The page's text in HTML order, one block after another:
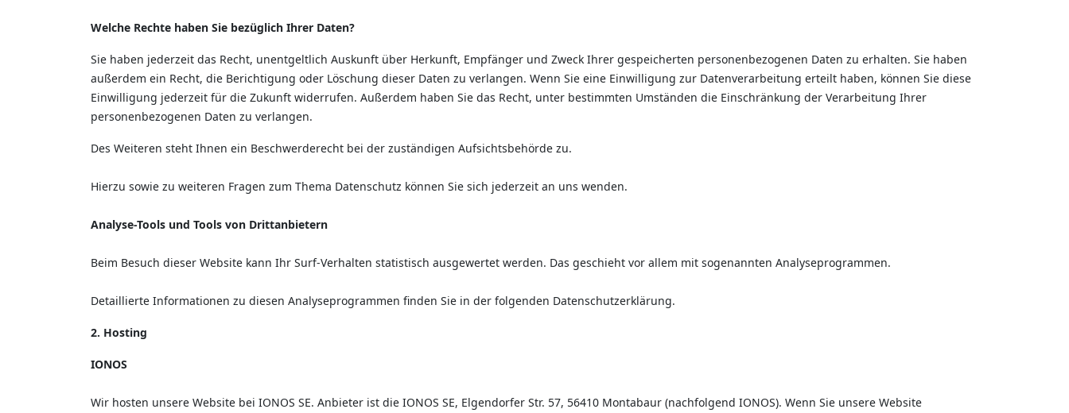
Welche Rechte haben Sie bezüglich Ihrer Daten?
Sie haben jederzeit das Recht, unentgeltlich Auskunft über Herkunft, Empfänger und Zweck Ihrer gespeicherten personenbezogenen Daten zu erhalten. Sie haben
außerdem ein Recht, die Berichtigung oder Löschung dieser Daten zu verlangen. Wenn Sie eine Einwilligung zur Datenverarbeitung erteilt haben, können Sie diese
Einwilligung jederzeit für die Zukunft widerrufen. Außerdem haben Sie das Recht, unter bestimmten Umständen die Einschränkung der Verarbeitung Ihrer
personenbezogenen Daten zu verlangen.
Des Weiteren steht Ihnen ein Beschwerderecht bei der zuständigen Aufsichtsbehörde zu.
Hierzu sowie zu weiteren Fragen zum Thema Datenschutz können Sie sich jederzeit an uns wenden.
Analyse-Tools und Tools von Drittanbietern
Beim Besuch dieser Website kann Ihr Surf-Verhalten statistisch ausgewertet werden. Das geschieht vor allem mit sogenannten Analyseprogrammen.
Detaillierte Informationen zu diesen Analyseprogrammen finden Sie in der folgenden Datenschutzerklärung.
2. Hosting
IONOS
Wir hosten unsere Website bei IONOS SE. Anbieter ist die IONOS SE, Elgendorfer Str. 57, 56410 Montabaur (nachfolgend IONOS). Wenn Sie unsere Website